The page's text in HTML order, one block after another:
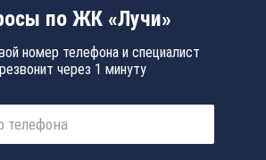
по ЖК «Лучи»
номер телефона и специалист
через 1 минуту